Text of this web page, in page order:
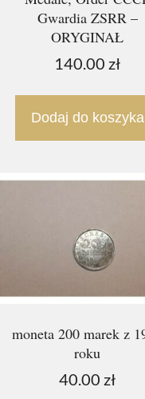
Gwardia ZSRR –
ORYGINAŁ
140.00 zł
Dodaj do koszyka
moneta 200 marek z
roku
40.00 zł